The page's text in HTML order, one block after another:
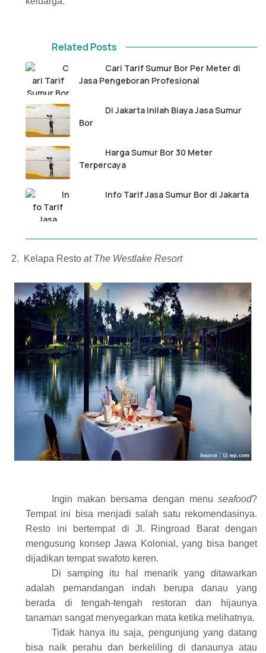
Related Posts
Cari Tarif Sumur Bor Per Meter di
Jasa Pengeboran Profesional
Di Jakarta Inilah Biaya Jasa Sumur
Bor
Harga Sumur Bor 30 Meter
Terpercaya
Info Tarif Jasa Sumur Bor di Jakarta
2. Kelapa Restoat The Westlake Resort
Ingin makan bersama dengan menu seafood?
Tempat ini bisa menjadi salah satu rekomendasinya.
Resto ini bertempat di Jl. Ringroad Barat dengan
mengusung konsep Jawa Kolonial, yang bisa banget
dijadikan tempat swafoto keren.
Di samping itu hal menarik yang ditawarkan
adalah pemandangan indah berupa danau yang
berada di tengah-tengah restoran dan hijaunya
tanaman sangat menyegarkan mata ketika melihatnya.
Tidak hanya itu saja, pengunjung yang datang
bisa naik perahu dan berkeliling di danaunya atau